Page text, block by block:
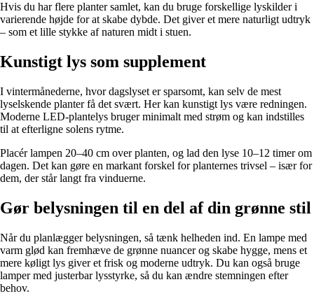
Hvis du har flere planter samlet, kan du bruge forskellige lyskilder i
varierende højde for at skabe dybde. Det giver et mere naturligt udtryk
– som et lille stykke af naturen midt i stuen.
Kunstigt lys som supplement
I vintermånederne, hvor dagslyset er sparsomt, kan selv de mest
lyselskende planter få det svært. Her kan kunstigt lys være redningen.
Moderne LED-plantelys bruger minimalt med strøm og kan indstilles
til at efterligne solens rytme.
Placér lampen 20–40 cm over planten, og lad den lyse 10–12 timer om
dagen. Det kan gøre en markant forskel for planternes trivsel – især for
dem, der står langt fra vinduerne.
Gør belysningen til en del af din grønne stil
Når du planlægger belysningen, så tænk helheden ind. En lampe med
varm glød kan fremhæve de grønne nuancer og skabe hygge, mens et
mere køligt lys giver et frisk og moderne udtryk. Du kan også bruge
lamper med justerbar lysstyrke, så du kan ændre stemningen efter
behov.